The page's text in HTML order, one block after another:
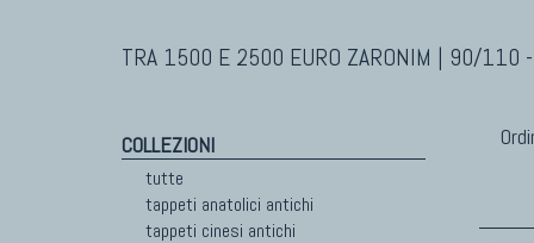
TRA 1500 E 2500 EURO ZARONIM | 90/
COLLEZIONI
tutte
tappeti anatolici antichi
tappeti cinesi antichi